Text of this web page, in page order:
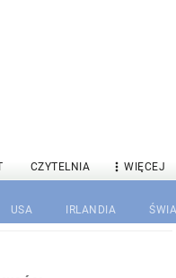
CZYTELNIA  WIĘCEJ
USA IRLANDIA